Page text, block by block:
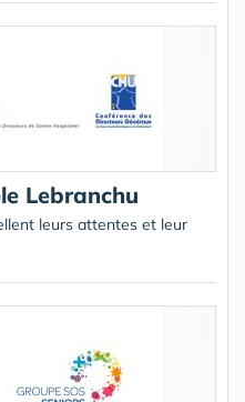
Lebranchu
leurs attentes et leur